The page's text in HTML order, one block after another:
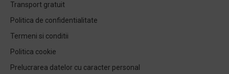
Transport gratuit
Politica de confidentialitate
Termeni si conditii
Politica cookie
Prelucrarea datelor cu caracter personal